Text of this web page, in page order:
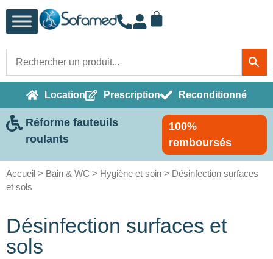
Location Prescription Reconditionné
Réforme fauteuils
roulants
100%
remboursés
Accueil > Bain & WC > Hygiène et soin > Désinfection surfaces
et sols
Désinfection surfaces et
sols